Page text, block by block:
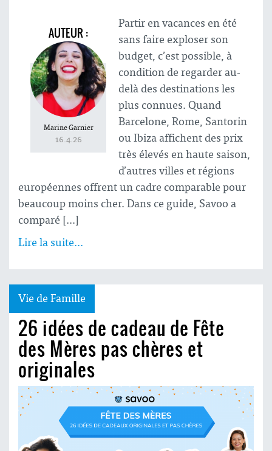
AUTEUR :
Marine Garnier
16.4.26
Partir en vacances en été
sans faire exploser son
budget, c’est possible, à
condition de regarder au-
delà des destinations les
plus connues. Quand
Barcelone, Rome, Santorin
ou Ibiza affichent des prix
très élevés en haute saison,
d’autres villes et régions
européennes offrent un cadre comparable pour
beaucoup moins cher. Dans ce guide, Savoo a
comparé […]
Lire la suite...
Vie de Famille
26 idées de cadeau de Fête
des Mères pas chères et
originales